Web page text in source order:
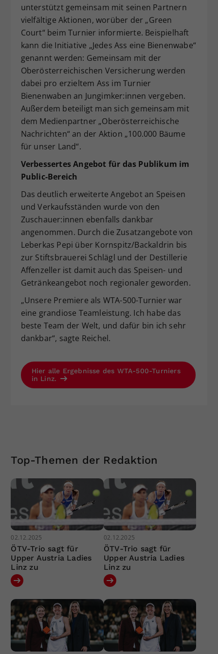
unterstützt gemeinsam mit seinen Partnern
vielfältige Aktionen, worüber der „Green
Court“ beim Turnier informierte. Beispielhaft
kann die Initiative „Jedes Ass eine Bienenwabe“
genannt werden: Gemeinsam mit der
Oberösterreichischen Versicherung werden
dabei pro erzieltem Ass im Turnier
Bienenwaben an Jungimker:innen vergeben.
Außerdem beteiligt man sich gemeinsam mit
dem Medienpartner „Oberösterreichische
Nachrichten“ an der Aktion „100.000 Bäume
für unser Land“.
Verbessertes Angebot für das Publikum im
Public-Bereich
Das deutlich erweiterte Angebot an Speisen
und Verkaufsständen wurde von den
Zuschauer:innen ebenfalls dankbar
angenommen. Durch die Zusatzangebote von
Leberkas Pepi über Kornspitz/Backaldrin bis
zur Stiftsbrauerei Schlägl und der Destillerie
Affenzeller ist damit auch das Speisen- und
Getränkeangebot noch regionaler geworden.
„Unsere Premiere als WTA-500-Turnier war
eine grandiose Teamleistung. Ich habe das
beste Team der Welt, und dafür bin ich sehr
dankbar“, sagte Reichel.
Hier alle Ergebnisse des WTA-500-Turniers
in Linz.
Top-Themen der Redaktion
02.12.2025
ÖTV-Trio sagt für
Upper Austria Ladies
Linz zu
02.12.2025
ÖTV-Trio sagt für
Upper Austria Ladies
Linz zu